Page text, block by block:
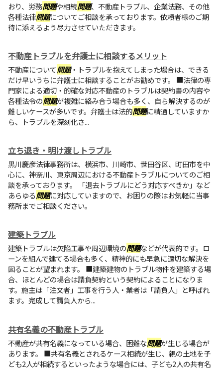
おり、労務問題や相続問題、不動産トラブル、企業法務、その他
各種法律問題についてご相談を承っております。依頼者様のご期
待に添えるよう尽力させていただきます。
不動産トラブルを弁護士に相談するメリット
不動産について問題・トラブルを抱えてしまった場合は、できる
だけ早いうちに弁護士に相談することがお勧めです。 ■法律の専
門家による適切・的確な対応不動産のトラブルは契約書の内容や
各種法令の問題が複雑に絡み合う場合も多く、自ら解決するのが
難しいケースが多いです。弁護士は法的問題に精通していますか
ら、トラブルを深刻化さ...
立ち退き・明け渡しトラブル
黒川慶彦法律事務所は、横浜市、川崎市、世田谷区、町田市を中
心に、神奈川、東京周辺における不動産トラブルについてのご相
談を承っております。 「退去トラブルにどう対応すべきか」など
あらゆる問題に対応していますので、お困りの際はお気軽に当事
務所までご相談ください。
建築トラブル
建築トラブルは欠陥工事や周辺環境の問題などが代表的です。ロ
ーンを組んで建てる場合も多く、精神的にも早急に適切な解決を
図ることが望まれます。 ■建築建物のトラブル物件を建築する場
合、ほとんどの場合は請負契約という契約によることになりま
す。施主は「注文者」工事を行う人・業者は「請負人」と呼ばれ
ます。完成して請負人から...
共有名義の不動産トラブル
不動産が共有名義になっている場合、困難な問題が生じる場合が
あります。 ■共有名義とされるケース相続が生じ、親の土地を子
ども2人が相続するといったような場合には、子ども2人の共有名